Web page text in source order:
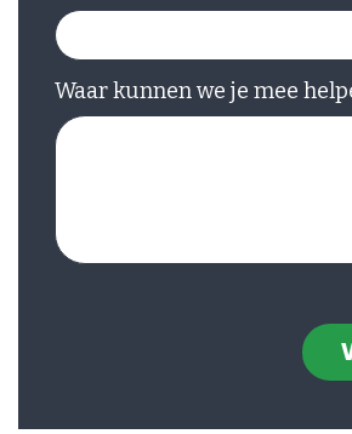
Waar kunnen we je mee